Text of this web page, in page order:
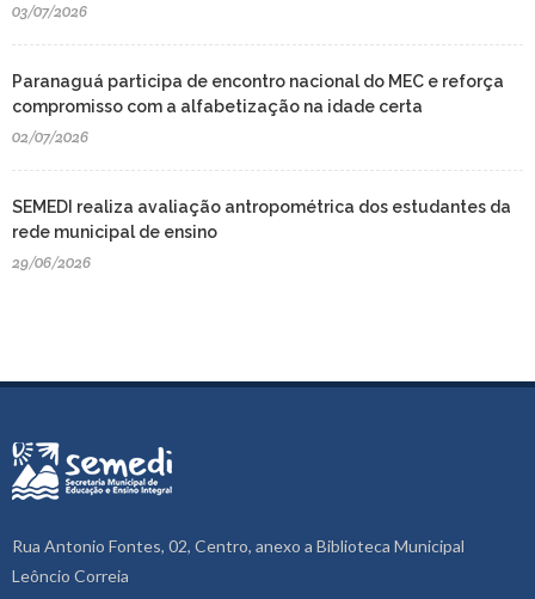
03/07/2026
Paranaguá participa de encontro nacional do MEC e reforça
compromisso com a alfabetização na idade certa
02/07/2026
SEMEDI realiza avaliação antropométrica dos estudantes da
rede municipal de ensino
29/06/2026
Rua Antonio Fontes, 02, Centro, anexo a Biblioteca Municipal
Leôncio Correia